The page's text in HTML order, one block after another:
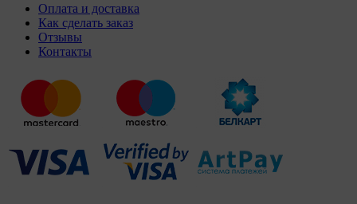
Оплата и доставка
Как сделать заказ
Отзывы
Контакты